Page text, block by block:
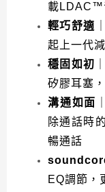
載LDAC™
輕巧舒適
起上一代
穩固如初
矽膠耳塞
溝通如面
除通話時
暢通話
EQ調節，